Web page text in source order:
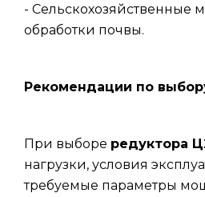
- Сельскохозяйственные
обработки почвы.
Рекомендации по
При выборе редуктора
нагрузки, условия
требуемые параметры